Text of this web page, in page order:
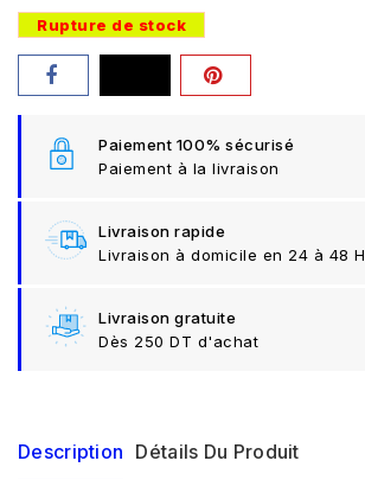
Rupture de stock
Paiement 100% sécurisé
Paiement à la livraison
Livraison rapide
Livraison à domicile en 24 à 48 H
Livraison gratuite
Dès 250 DT d'achat
Description Détails Du Produit